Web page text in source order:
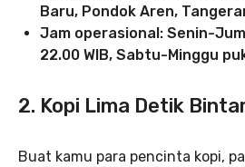
Baru, Pondok Aren,
Jam operasional: Senin-
22.00 WIB, Sabtu-Minggu
2. Kopi Lima Detik
Buat kamu para pencinta kopi,